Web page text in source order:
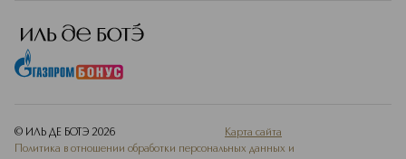
© ИЛЬ ДЕ БОТЭ 2026
Карта сайта
Политика в отношении обработки персональных данных и